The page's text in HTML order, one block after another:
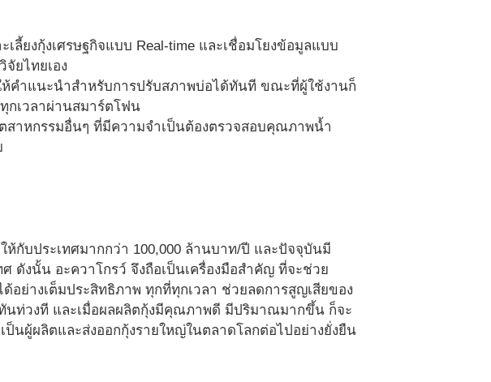
ลี้ยงกุ้งเศรษฐกิจแบบ Real-time และเชื่อมโยงข้อมูลแบบ
ยไทยเอง
คำแนะนำสำหรับการปรับสภาพบ่อได้ทันที ขณะที่ผู้ใช้งานก็
กเวลาผ่านสมาร์ตโฟน
าหกรรมอื่นๆ ที่มีความจำเป็นต้องตรวจสอบคุณภาพน้ำ
ห้กับประเทศมากกว่า 100,000 ล้านบาท/ปี และปัจจุบันมี
ดังนั้น อะควาโกรว์ จึงถือเป็นเครื่องมือสำคัญ ที่จะช่วย
อย่างเต็มประสิทธิภาพ ทุกที่ทุกเวลา ช่วยลดการสูญเสียของ
นท่วงที และเมื่อผลผลิตกุ้งมีคุณภาพดี มีปริมาณมากขึ้น ก็จะ
นผู้ผลิตและส่งออกกุ้งรายใหญ่ในตลาดโลกต่อไปอย่างยั่งยืน